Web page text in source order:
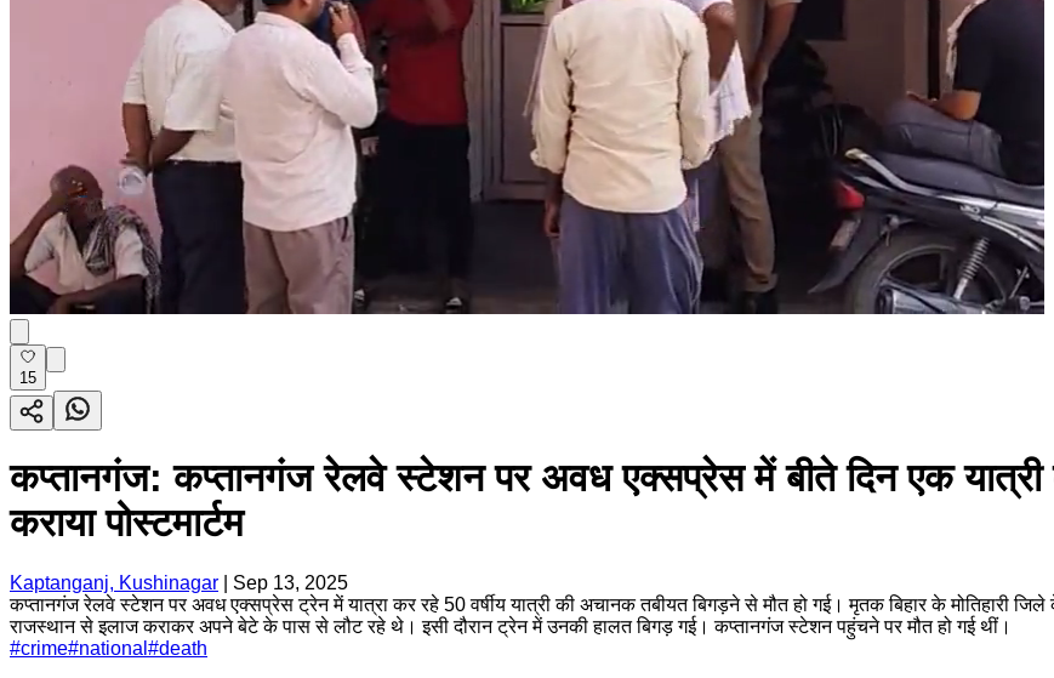
15
कप्तानगंज: कप्तानगंज रेलवे स्टेशन पर अवध एक्सप्रेस में बीते दिन एक
कराया पोस्टमार्टम
Kaptanganj, Kushinagar
Sep 13, 2025
कप्तानगंज रेलवे स्टेशन पर अवध एक्सप्रेस ट्रेन में यात्रा कर रहे 50 वर्षीय यात्री की अचानक तबीयत बिगड़ने से मौत हो गई। मृतक बिहार के मोतिहारी जिले
राजस्थान से इलाज कराकर अपने बेटे के पास से लौट रहे थे। इसी दौरान ट्रेन में उनकी हालत बिगड़ गई। कप्तानगंज स्टेशन पहुंचने पर मौत हो गई थीं।
#crime#national #death